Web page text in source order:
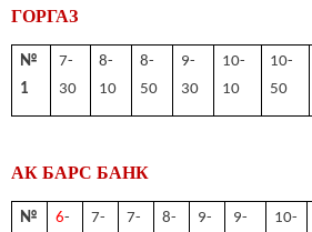
ГОРГАЗ
№
1
7-
30
8-
10
8-
50
9-
30
10-
10
10-
50
АК БАРС БАНК
№
6-
7-
7-
8-
9-
9-
10-